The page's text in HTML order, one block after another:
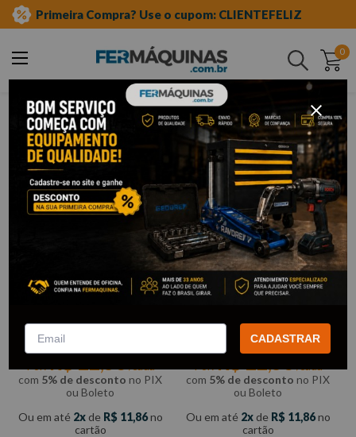
Primeira Compra? Use o cupom: CLIENTEFELIZ
0
Buscar
equipamento auto center
elevadores e rampas
sapatas
Sapatas
Filtrar
borracha de 135 mm -
SHOWBOR
com 5% de desconto no PIX
ou Boleto
Ou em até 2 de R$ 11,86no
cartão
borracha com encaixe de 135
mm - SHOWBOR
com 5% de desconto no PIX
ou Boleto
Ou em até 2 de R$ 11,86no
cartão
CADASTRAR